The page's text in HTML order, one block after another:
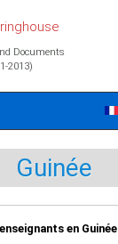
Documents
2013)
Guinée
en Guinée